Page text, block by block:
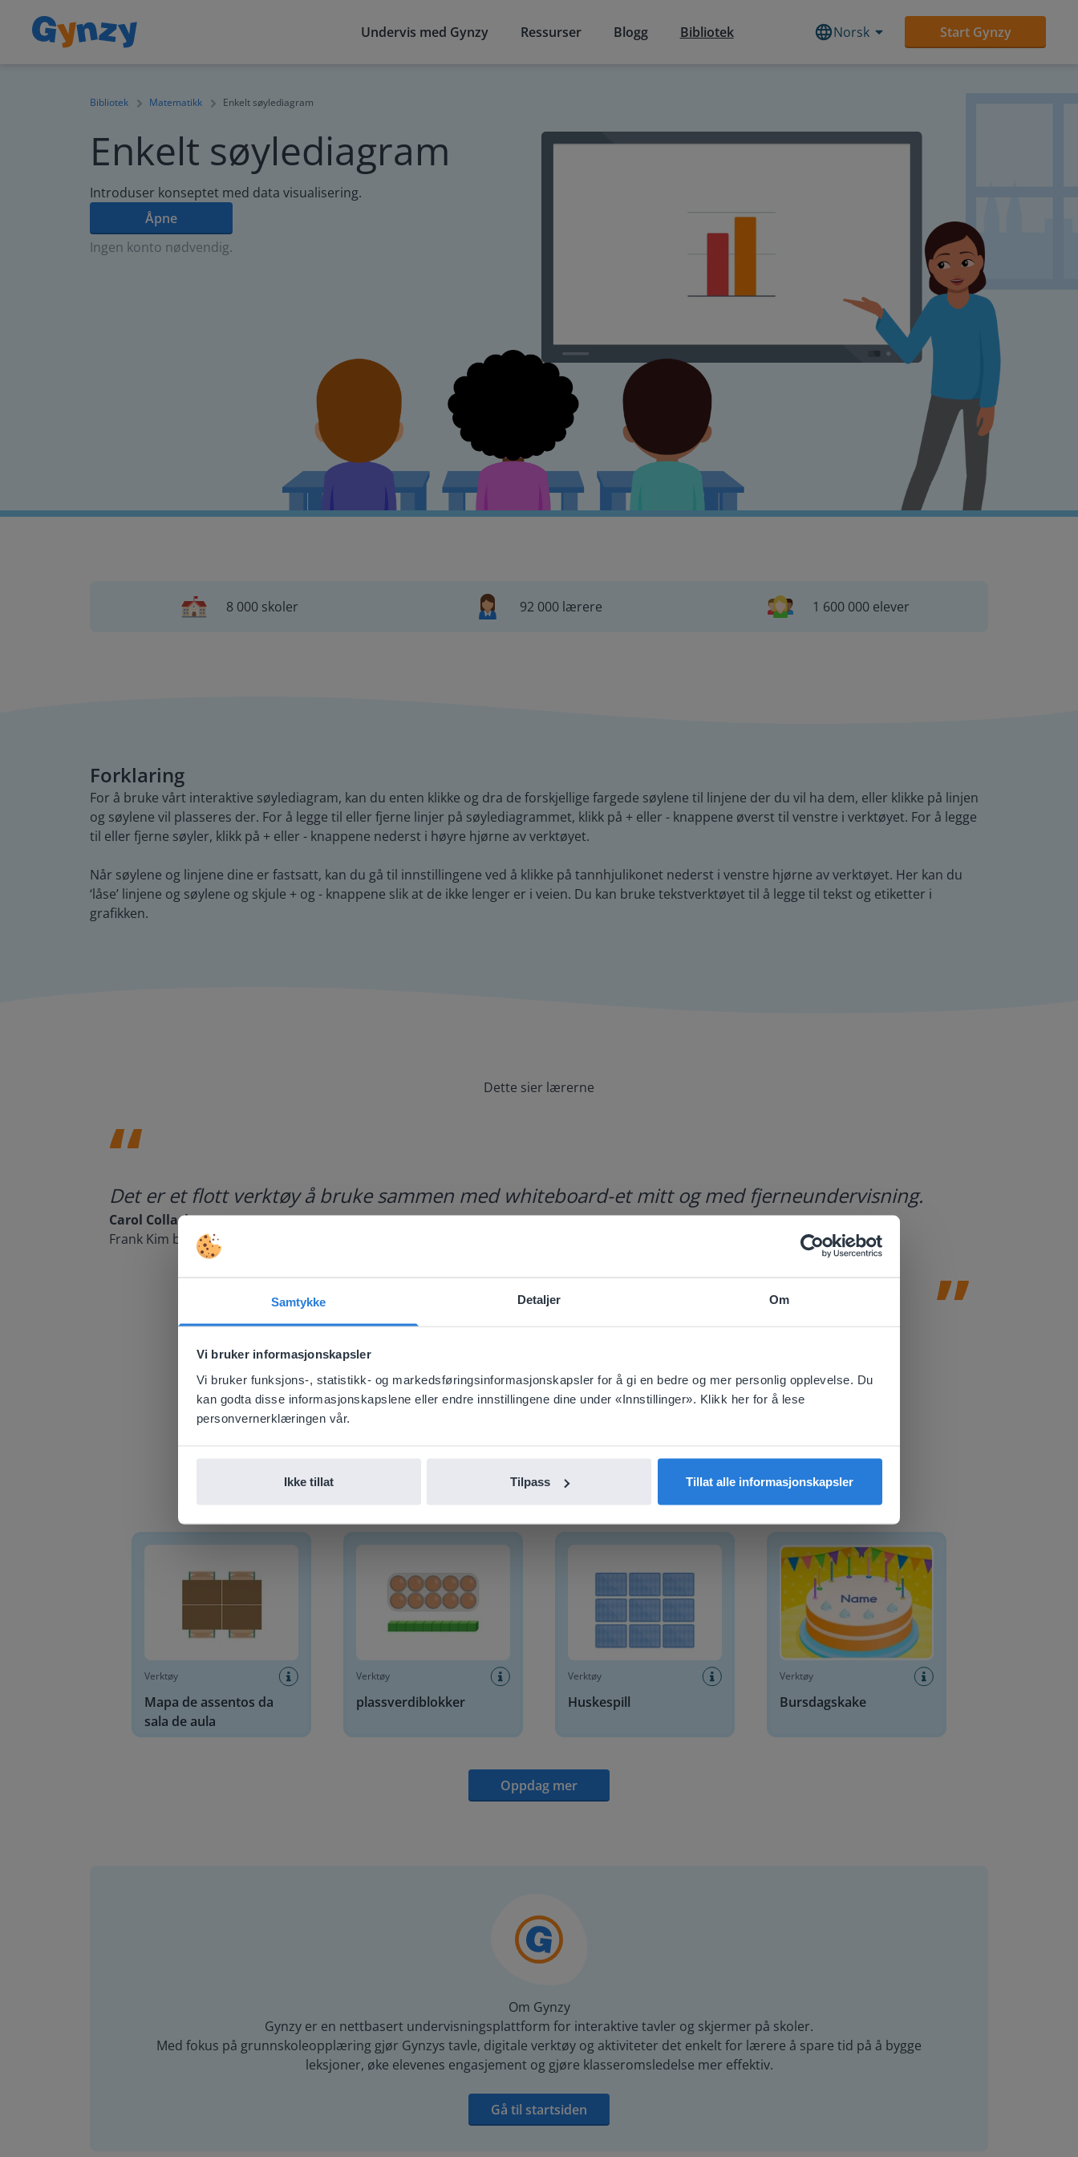
Samtykke Detaljer Om
Vi bruker informasjonskapsler
Vi bruker funksjons-, statistikk- og markedsføringsinformasjonskapsler for å gi en bedre og mer personlig opplevelse. Du
kan godta disse informasjonskapslene eller endre innstillingene dine under «Innstillinger». Klikk her for å lese
personvernerklæringen vår.
Ikke tillat Tilpass Tillat alle informasjonskapsler
Undervis med Gynzy Ressurser Blogg Bibliotek Norsk Start Gynzy
Bibliotek Matematikk Enkelt søylediagram
Enkelt søylediagram
Introduser konseptet med data visualisering.
Åpne
Ingen konto nødvendig.
8 000 skoler 92 000 lærere 1 600 000 elever
Forklaring
For å bruke vårt interaktive søylediagram, kan du enten klikke og dra de forskjellige fargede søylene til linjene der du vil ha dem, eller klikke på linjen
og søylene vil plasseres der. For å legge til eller fjerne linjer på søylediagrammet, klikk på + eller - knappene øverst til venstre i verktøyet. For å legge
til eller fjerne søyler, klikk på + eller - knappene nederst i høyre hjørne av verktøyet.
Når søylene og linjene dine er fastsatt, kan du gå til innstillingene ved å klikke på tannhjulikonet nederst i venstre hjørne av verktøyet. Her kan du
‘låse’ linjene og søylene og skjule + og - knappene slik at de ikke lenger er i veien. Du kan bruke tekstverktøyet til å legge til tekst og etiketter i
grafikken.
Dette sier lærerne
Det er et flott verktøy å bruke sammen med whiteboard-et mitt og med fjerneundervisning.
Carol Collack
Frank Kim barneskole, (Nevada)
Mapa de assentos da sala de aula
Verktøy
Mapa de assentos da
sala de aula
plassverdiblokker
Verktøy
plassverdiblokker
Huskespill
Verktøy
Huskespill
Bursdagskake
Verktøy
Bursdagskake
Oppdag mer
Om Gynzy
Gynzy er en nettbasert undervisningsplattform for interaktive tavler og skjermer på skoler.
Med fokus på grunnskoleopplæring gjør Gynzys tavle, digitale verktøy og aktiviteter det enkelt for lærere å spare tid på å bygge
leksjoner, øke elevenes engasjement og gjøre klasseromsledelse mer effektiv.
Gå til startsiden
This website doesn't match your location
Based on your location, we think you might prefer to visit our English website.
There you'll find regional content and pricing.
English
Norsk